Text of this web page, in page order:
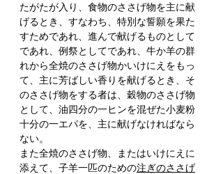
たがたが入り、食物のささげ物を主に献
げるとき、すなわち、特別な誓願を果た
すためであれ、進んで献げるものとして
であれ、例祭としてであれ、牛か羊の群
れから全焼のささげ物かいけにえをもっ
て、主に芳ばしい香りを献げるとき、そ
のささげ物をする者は、穀物のささげ物
として、油四分の一ヒンを混ぜた小麦粉
十分の一エパを、主に献げなければなら
ない。
また全焼のささげ物、またはいけにえに
添えて、子羊一匹のための注ぎのささげ